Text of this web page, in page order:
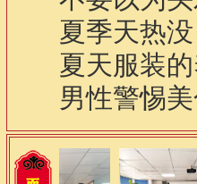
夏季天热
夏天服装
男性警惕